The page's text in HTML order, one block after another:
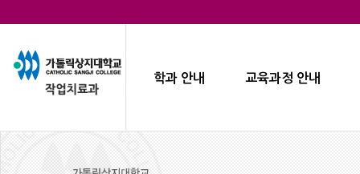
학과 안내 교육과정 안내